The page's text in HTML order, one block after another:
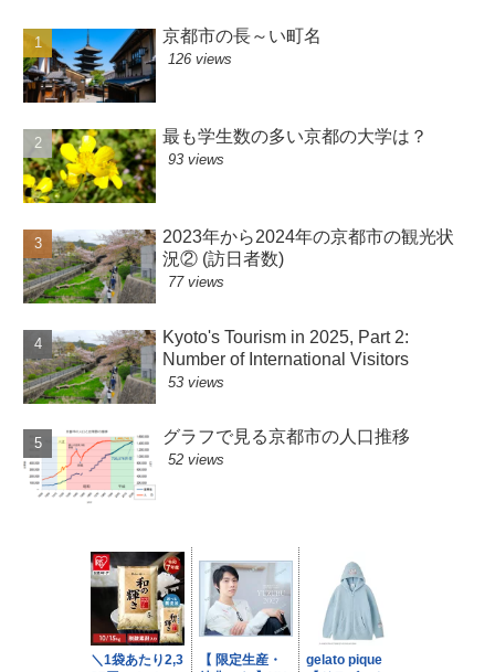
京都市の長～い町名
126 views
最も学生数の多い京都の大学は？
93 views
2023年から2024年の京都市の観光状
況② (訪日者数)
77 views
Kyoto's Tourism in 2025, Part 2:
Number of International Visitors
53 views
グラフで見る京都市の人口推移
52 views